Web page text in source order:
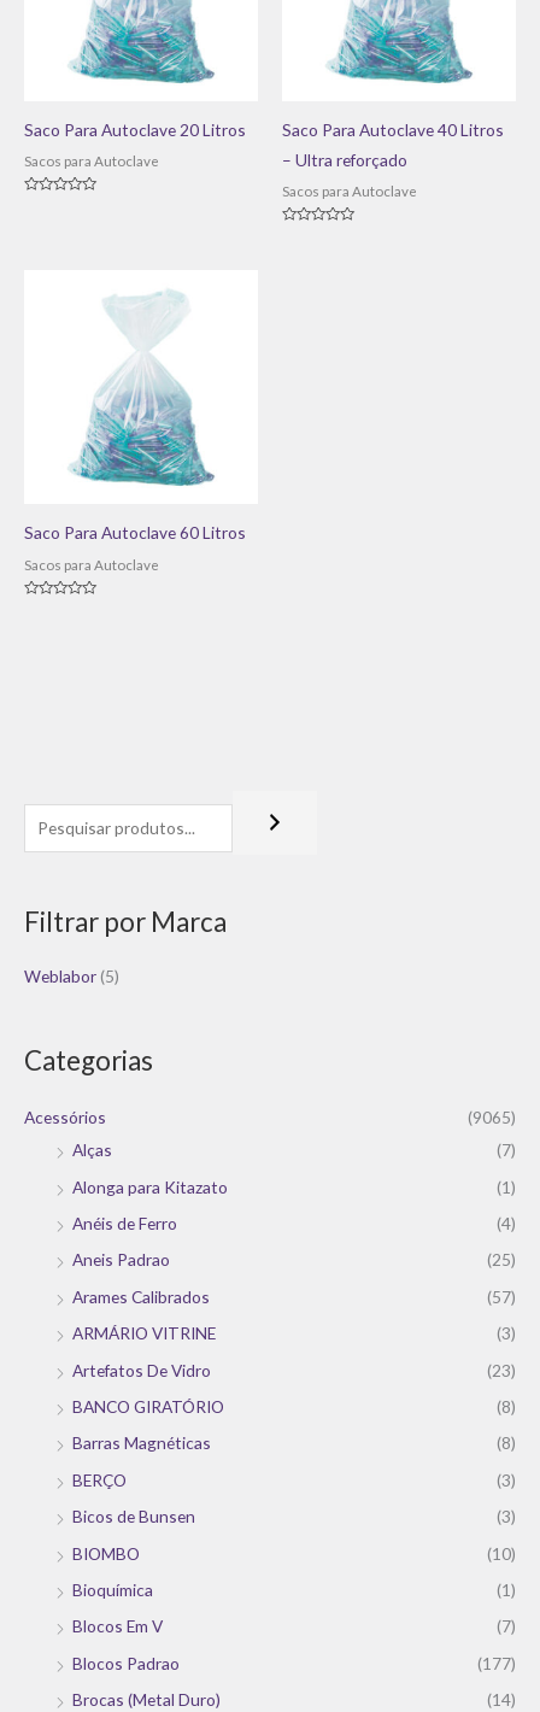
Filtrar por Marca
Weblabor (5)
Categorias
Acessórios
(9065)
Alças
(7)
Alonga para Kitazato
(1)
Anéis de Ferro
(4)
Aneis Padrao
(25)
Arames Calibrados
(57)
ARMÁRIO VITRINE
(3)
Artefatos De Vidro
(23)
BANCO GIRATÓRIO
(8)
Barras Magnéticas
(8)
BERÇO
(3)
Bicos de Bunsen
(3)
BIOMBO
(10)
Bioquímica
(1)
Blocos Em V
(7)
Blocos Padrao
(177)
Brocas (Metal Duro)
(14)
Saco Para Autoclave 20 Litros
Sacos para Autoclave
Saco Para Autoclave 40 Litros
– Ultra reforçado
Sacos para Autoclave
Saco Para Autoclave 60 Litros
Sacos para Autoclave